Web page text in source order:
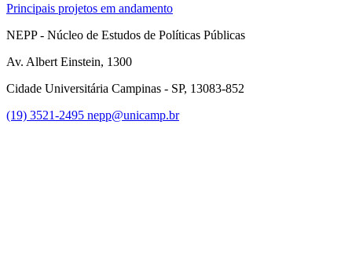
Principais projetos em andamento
NEPP - Núcleo de Estudos de Políticas Públicas
Av. Albert Einstein, 1300
Cidade Universitária Campinas - SP, 13083-852
(19) 3521-2495 nepp@unicamp.br